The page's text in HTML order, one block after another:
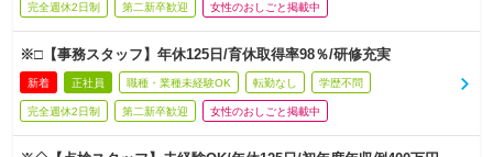
完全週休2日制 第二新卒歓迎 女性のおしごと掲載中
※□【事務スタッフ】年休125日/育休取得率98％/研修充実
新着 正社員 職種・業種未経験OK 転勤なし 学歴不問
完全週休2日制 第二新卒歓迎 女性のおしごと掲載中